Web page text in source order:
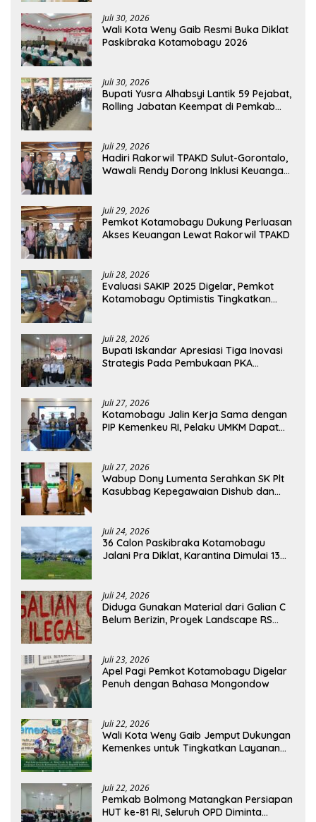
Juli 30, 2026
Wali Kota Weny Gaib Resmi Buka Diklat
Paskibraka Kotamobagu 2026
Juli 30, 2026
Bupati Yusra Alhabsyi Lantik 59 Pejabat,
Rolling Jabatan Keempat di Pemkab
Juli 29, 2026
Hadiri Rakorwil TPAKD Sulut-Gorontalo,
Wawali Rendy Dorong Inklusi Keuangan
Juli 29, 2026
Pemkot Kotamobagu Dukung Perluasan
Akses Keuangan Lewat Rakorwil TPAKD
Juli 28, 2026
Evaluasi SAKIP 2025 Digelar, Pemkot
Kotamobagu Optimistis Tingkatkan
Juli 28, 2026
Bupati Iskandar Apresiasi Tiga Inovasi
Strategis Pada Pembukaan PKA
Juli 27, 2026
Kotamobagu Jalin Kerja Sama dengan
PIP Kemenkeu RI, Pelaku UMKM Dapat
Juli 27, 2026
Wabup Dony Lumenta Serahkan SK Plt
Kasubbag Kepegawaian Dishub dan
Juli 24, 2026
36 Calon Paskibraka Kotamobagu
Jalani Pra Diklat, Karantina Dimulai 13
Juli 24, 2026
Diduga Gunakan Material dari Galian C
Belum Berizin, Proyek Landscape RS
Juli 23, 2026
Apel Pagi Pemkot Kotamobagu Digelar
Penuh dengan Bahasa Mongondow
Juli 22, 2026
Wali Kota Weny Gaib Jemput Dukungan
Kemenkes untuk Tingkatkan Layanan
Juli 22, 2026
Pemkab Bolmong Matangkan Persiapan
HUT ke-81 RI, Seluruh OPD Diminta